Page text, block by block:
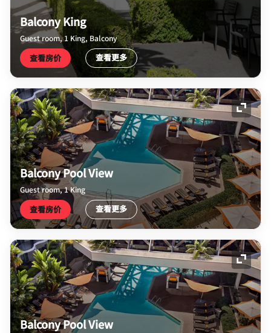
Balcony King
Guest room, 1 King, Balcony
查看房价 查看更多
展开
Balcony Pool View
Guest room, 1 King
查看房价 查看更多
展开
Balcony Pool View